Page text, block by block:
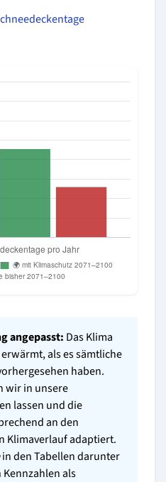
angepasst: Das Klima
als es sämtliche
haben.
wir in unsere
lassen und die
an den
Klimaverlauf adaptiert.
in den Tabellen darunter
als